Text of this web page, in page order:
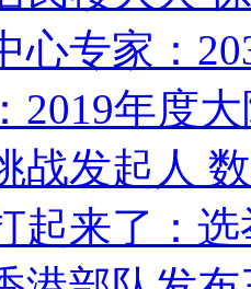
心专家：
2019年度
战发起人
起来了：